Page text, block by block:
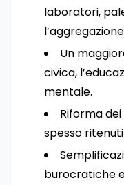
laboratori,
Un
civica,
mentale.
Riforma
spesso
burocratiche